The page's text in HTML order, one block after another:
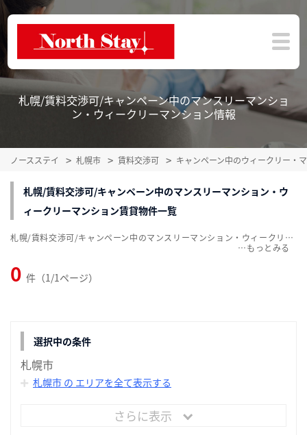
札幌/賃料交渉可/キャンペーン中のマンスリーマンショ
ン・ウィークリーマンション情報
ノースステイ 札幌市 賃料交渉可 キャンペーン中のウィークリー・
札幌/賃料交渉可/キャンペーン中のマンスリーマンション・ウ
ィークリーマンション賃貸物件一覧
0 件（1/1ページ）
札幌/賃料交渉可/キャンペーン中のマンスリーマンション・ウィークリーマンション賃貸物件一覧を掲載中。敷金・礼金無料、家具・家電付をご紹介。こだわり条件での絞込みも簡単！
…
選択中の条件
札幌市
札幌市 の エリアを全て表示する
さらに表示